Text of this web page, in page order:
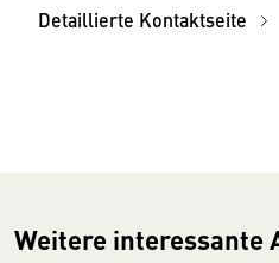
Detaillierte Kontaktseite
Weitere interessante